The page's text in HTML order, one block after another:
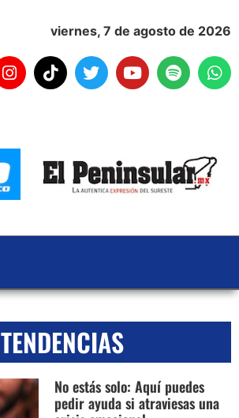
viernes, 7 de agosto de 2026
TENDENCIAS
No estás solo: Aquí puedes
pedir ayuda si atraviesas una